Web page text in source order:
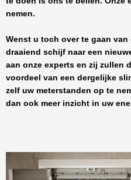
nemen.
Wenst u toch over te gaan van
draaiend schijf naar een
aan onze experts en zij zullen
voordeel van een dergelijke
zelf uw meterstanden op te
dan ook meer inzicht in uw